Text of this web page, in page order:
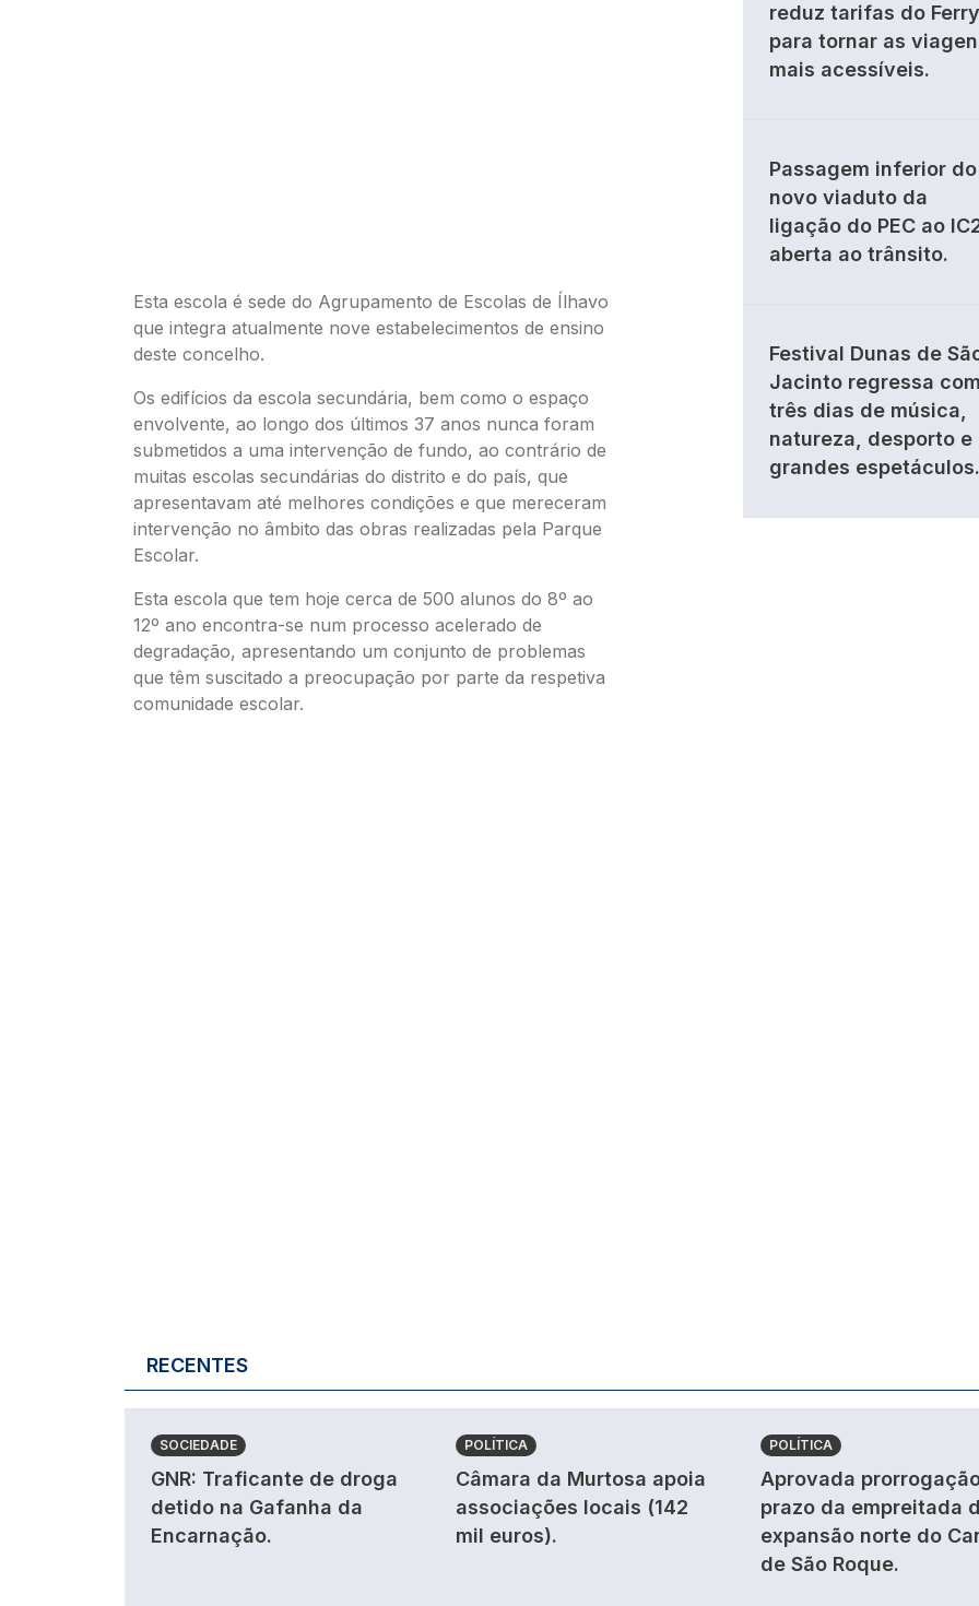
Esta escola é sede do Agrupamento de Escolas de Ílhavo
que integra atualmente nove estabelecimentos de ensino
deste concelho.
Os edifícios da escola secundária, bem como o espaço
envolvente, ao longo dos últimos 37 anos nunca foram
submetidos a uma intervenção de fundo, ao contrário de
muitas escolas secundárias do distrito e do país, que
apresentavam até melhores condições e que mereceram
intervenção no âmbito das obras realizadas pela Parque
Escolar.
Esta escola que tem hoje cerca de 500 alunos do 8º ao
12º ano encontra-se num processo acelerado de
degradação, apresentando um conjunto de problemas
que têm suscitado a preocupação por parte da respetiva
comunidade escolar.
reduz tarifas do Ferry
para tornar as
mais acessíveis.
Passagem inferior do
novo viaduto da
ligação do PEC ao
aberta ao trânsito.
Festival Dunas de
Jacinto regressa com
três dias de música,
natureza, desporto e
grandes espetáculos.
RECENTES
SOCIEDADE
GNR: Traficante de droga
detido na Gafanha da
Encarnação.
POLÍTICA
Câmara da Murtosa apoia
associações locais (142
mil euros).
POLÍTICA
Aprovada
prazo da empreitada
expansão norte do
de São Roque.